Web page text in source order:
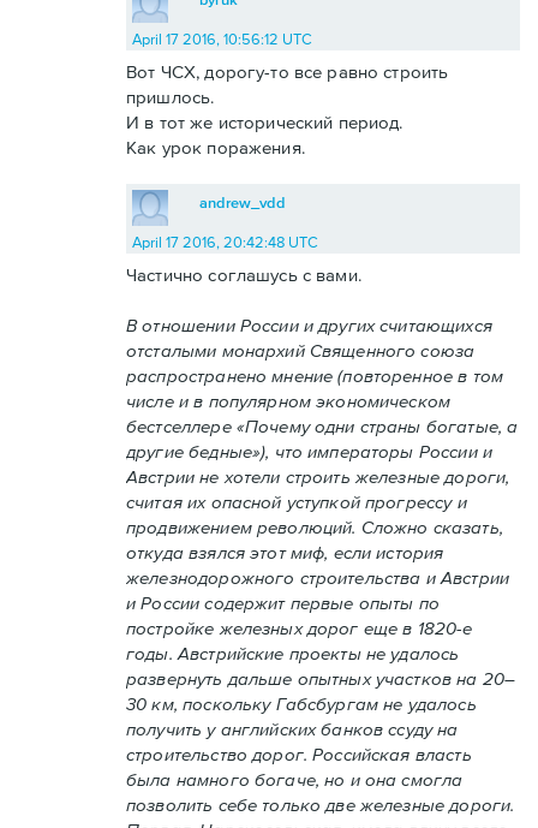
April 17 2016, 10:56:12 UTC
Вот ЧСХ, дорогу-то все равно строить
пришлось.
И в тот же исторический период.
Как урок поражения.
andrew_vdd
April 17 2016, 20:42:48 UTC
Частично соглашусь с вами.
В отношении России и других считающихся
отсталыми монархий Священного союза
распространено мнение (повторенное в том
числе и в популярном экономическом
бестселлере «Почему одни страны богатые, а
другие бедные»), что императоры России и
Австрии не хотели строить железные дороги,
считая их опасной уступкой прогрессу и
продвижением революций. Сложно сказать,
откуда взялся этот миф, если история
железнодорожного строительства и Австрии
и России содержит первые опыты по
постройке железных дорог еще в 1820-е
годы. Австрийские проекты не удалось
развернуть дальше опытных участков на 20–
30 км, поскольку Габсбургам не удалось
получить у английских банков ссуду на
строительство дорог. Российская власть
была намного богаче, но и она смогла
позволить себе только две железные дороги.